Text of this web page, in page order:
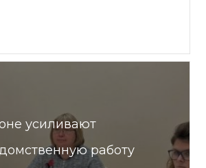
усиливают
работу